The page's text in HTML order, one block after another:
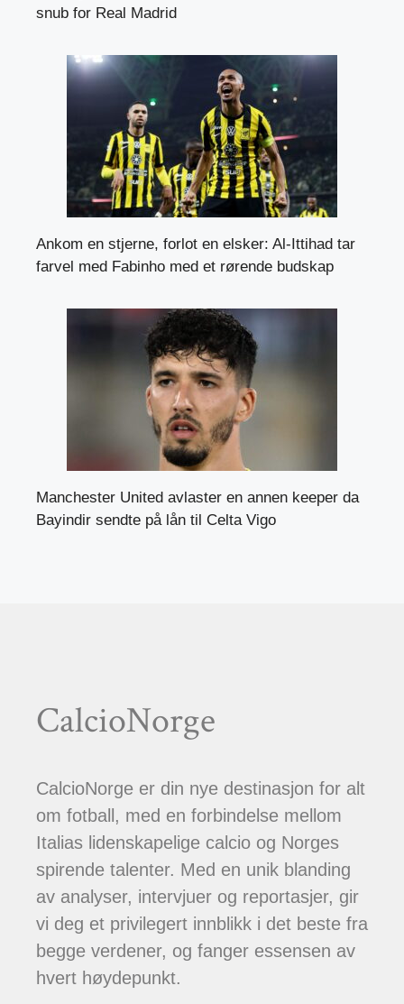
snub for Real Madrid
Ankom en stjerne, forlot en elsker: Al-Ittihad tar
farvel med Fabinho med et rørende budskap
Manchester United avlaster en annen keeper da
Bayindir sendte på lån til Celta Vigo
CalcioNorge
CalcioNorge er din nye destinasjon for alt
om fotball, med en forbindelse mellom
Italias lidenskapelige calcio og Norges
spirende talenter. Med en unik blanding
av analyser, intervjuer og reportasjer, gir
vi deg et privilegert innblikk i det beste fra
begge verdener, og fanger essensen av
hvert høydepunkt.